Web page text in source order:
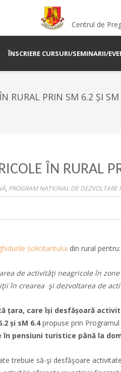
Centrul de
ÎNSCRIERE CURSURI/SEMINARII/
RURAL PRIN SM 6.2 ȘI
ÎN RURAL
, PROGRAM NAȚIONAL DE DEZVOLTARE
solicitantului din rural pentru:
de activităţi neagricole în
în crearea şi dezvoltarea de
care își desfășoară
și sM 6.4propuse prin
în pensiuni turistice până la
trebuie să-şi desfăşoare